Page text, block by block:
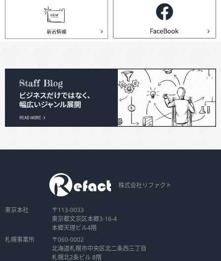
株式会社リファクト
東京本社
〒113-0033
東京都文京区本郷3-16-4
本郷天理ビル4階
札幌事業所
〒060-0002
北海道札幌市中央区北二条西三丁目
札幌北2条ビル 8階